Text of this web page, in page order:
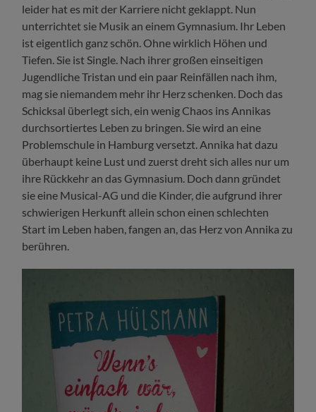
leider hat es mit der Karriere nicht geklappt. Nun
unterrichtet sie Musik an einem Gymnasium. Ihr Leben
ist eigentlich ganz schön. Ohne wirklich Höhen und
Tiefen. Sie ist Single. Nach ihrer großen einseitigen
Jugendliche Tristan und ein paar Reinfällen nach ihm,
mag sie niemandem mehr ihr Herz schenken. Doch das
Schicksal überlegt sich, ein wenig Chaos ins Annikas
durchsortiertes Leben zu bringen. Sie wird an eine
Problemschule in Hamburg versetzt. Annika hat dazu
überhaupt keine Lust und zuerst dreht sich alles nur um
ihre Rückkehr an das Gymnasium. Doch dann gründet
sie eine Musical-AG und die Kinder, die aufgrund ihrer
schwierigen Herkunft allein schon einen schlechten
Start im Leben haben, fangen an, das Herz von Annika zu
berühren.